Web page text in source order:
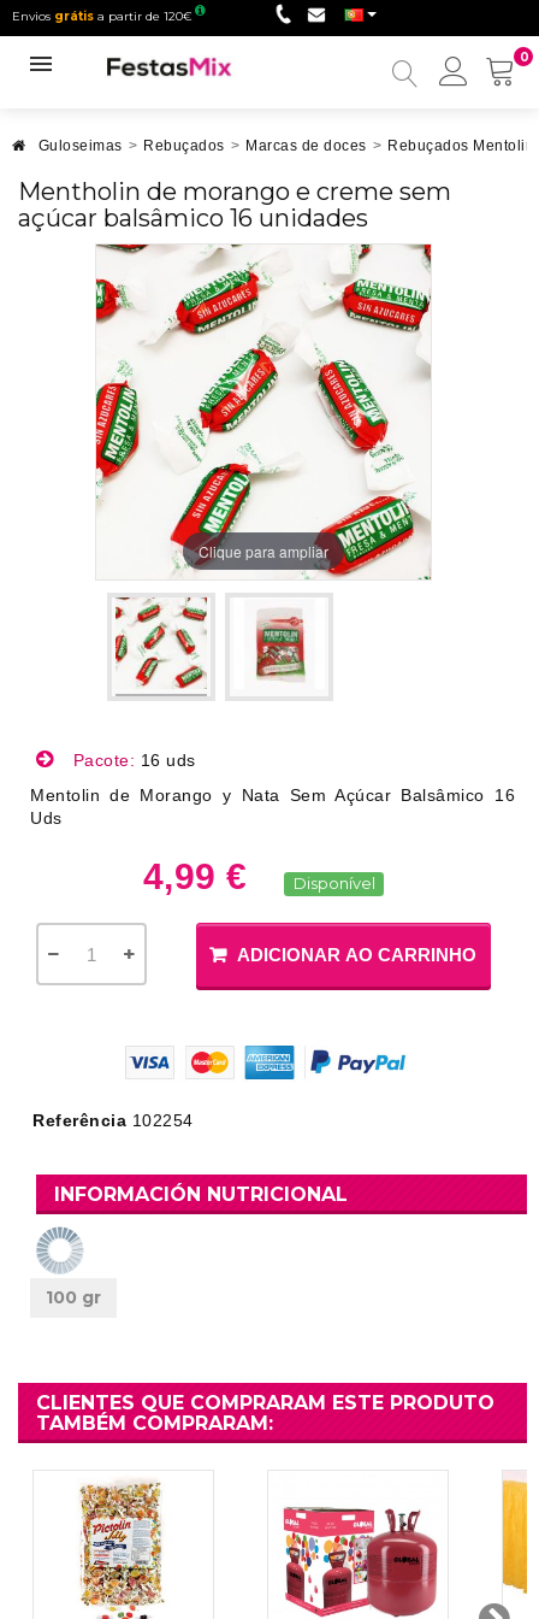
Envios grátis a partir de 120€
0
Minha
Guloseimas > Rebuçados > Marcas de doces > Rebuçados Mentolin
Mentholin de morango e creme sem
açúcar balsâmico 16 unidades
Clique para ampliar
Pacote: 16 uds
Mentolin de Morango y Nata Sem Açúcar Balsâmico 16
Uds
4,99 € Disponível
ADICIONAR AO CARRINHO
Referência 102254
INFORMACIÓN NUTRICIONAL
100 gr
CLIENTES QUE COMPRARAM ESTE PRODUTO
TAMBÉM COMPRARAM: